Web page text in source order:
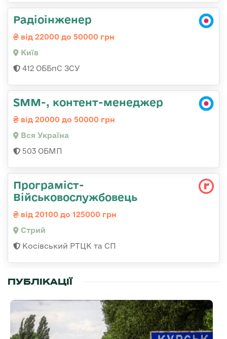
Радіоінженер
від 22000 до 50000 грн
Київ
412 ОББпС ЗСУ
SMM-, контент-менеджер
від 20000 до 50000 грн
Вся Україна
503 ОБМП
Програміст-
Військовослужбовець
від 20100 до 125000 грн
Стрий
Косівський РТЦК та СП
ПУБЛІКАЦІЇ